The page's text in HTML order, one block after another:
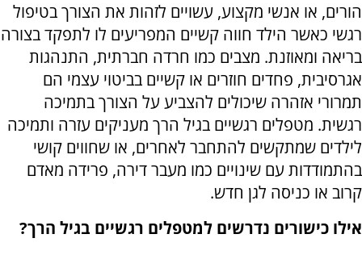
הורים, או אנשי מקצוע, עשויים לזהות את הצורך בטיפול
רגשי כאשר הילד חווה קשיים המפריעים לו לתפקד בצורה
בריאה ומאוזנת. מצבים כמו חרדה חברתית, התנהגות
אגרסיבית, פחדים חוזרים או קשיים בביטוי עצמי הם
תמרורי אזהרה שיכולים להצביע על הצורך בתמיכה
רגשית. מטפלים רגשיים בגיל הרך מעניקים עזרה ותמיכה
לילדים שמתקשים להתחבר לאחרים, או שחווים קושי
בהתמודדות עם שינויים כמו מעבר דירה, פרידה מאדם
קרוב או כניסה לגן חדש.
אילו כישורים נדרשים למטפלים רגשיים בגיל הרך?